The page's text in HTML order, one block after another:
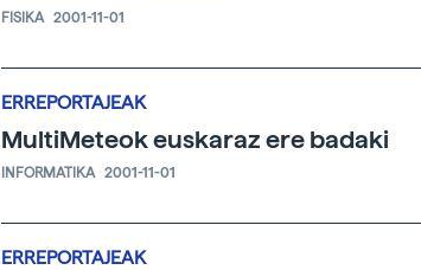
FISIKA 2001-11-01
ERREPORTAJEAK
MultiMeteok euskaraz ere badaki
INFORMATIKA 2001-11-01
ERREPORTAJEAK